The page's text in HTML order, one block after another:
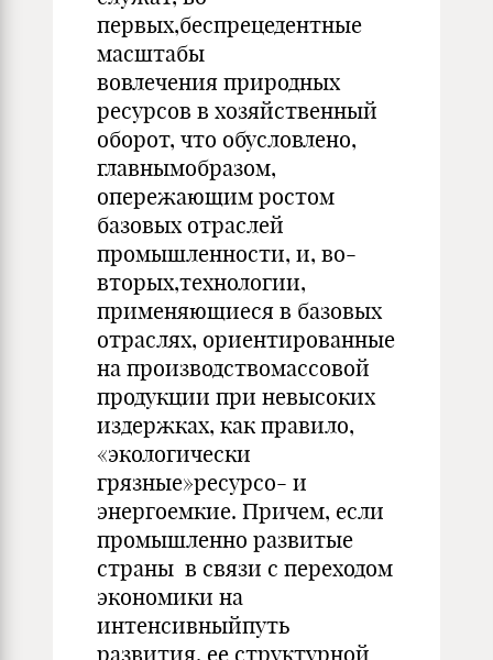
первых,беспрецедентные
масштабы
вовлечения природных
ресурсов в хозяйственный
оборот, что обусловлено,
главнымобразом,
опережающим ростом
базовых отраслей
промышленности, и, во-
вторых,технологии,
применяющиеся в базовых
отраслях, ориентированные
на производствомассовой
продукции при невысоких
издержках, как правило,
«экологически
грязные»ресурсо- и
энергоемкие. Причем, если
промышленно развитые
страны в связи с переходом
экономики на
интенсивныйпуть
развития, ее структурной